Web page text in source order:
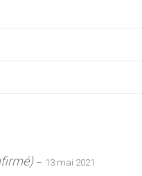
– 13 mai 2021